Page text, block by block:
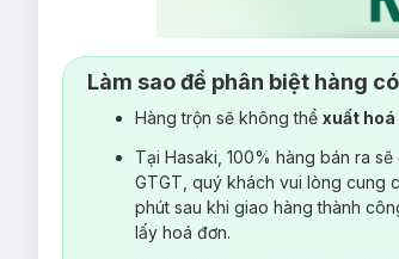
Làm sao để phân biệt hàng
Hàng trộn sẽ không thể xuất hoá
Tại Hasaki, 100% hàng bán ra sẽ
GTGT, quý khách vui lòng cung
phút sau khi giao hàng thành
lấy hoá đơn.